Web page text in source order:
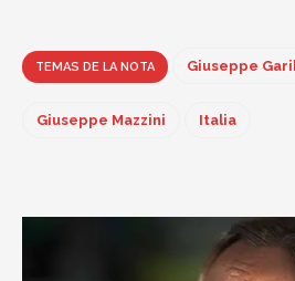
TEMAS DE LA NOTA Giuseppe
Giuseppe Mazzini Italia